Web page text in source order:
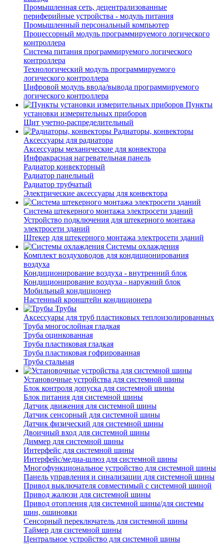
Промышленная сеть, децентрализованные
периферийные устройства - модуль питания
Промышленный персональный компьютер
Процессорный модуль программируемого логического
контроллера
Система питания программируемого логического
контроллера
Технологический модуль программируемого
логического контроллера
Цифровой модуль ввода/вывода программируемого
логического контроллера
Пункты
установки измерительных приборов
Щит учетно-распределительный
Радиаторы, конвекторы
Аксессуары для радиатора
Аксессуары механические для конвектора
Инфракрасная нагревательная панель
Радиатор конвекторный
Радиатор панельный
Радиатор трубчатый
Электрические аксессуары для конвектора
Система штекерного монтажа электросети зданий
Устройство подключения для штекерного монтажа
электросети зданий
Штекер для штекерного монтажа электросети зданий
Системы охлаждения
Комплект воздуховодов для кондиционирования
воздуха
Кондиционирование воздуха - внутренний блок
Кондиционирование воздуха - наружний блок
Мобильный кондиционер
Настенный кронштейн кондиционера
Трубы
Аксессуары для труб пластиковых теплоизолированных
Труба многослойная гладкая
Труба оцинкованная
Труба пластиковая гладкая
Труба пластиковая гофрированная
Труба стальная
Установочные устройства для системной шины
Блок контроля допуска для системной шины
Блок питания для системной шины
Датчик движения для системной шины
Датчик сенсорный для системной шины
Датчик физический для системной шины
Двоичный вход для системной шины
Диммер для системной шины
Интерфейс для системной шины
Интерфейс/медиа-шлюз для системной шины
Многофункциональное устройство для системной шины
Панель управления и синализации для системной шины
Привод выключателя совместимый с системной шиной
Привод жалюзи для системной шины
Привод отопления для системной шины/для системы
шин, ошиновки
Сенсорный переключатель для системной шины
Таймер для системной шины
Центральное устройство для системной шины